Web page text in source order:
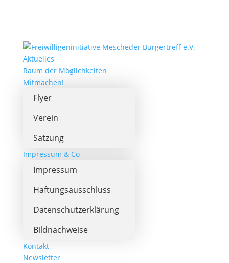
Aktuelles
Raum der Möglichkeiten
Mitmachen!
Flyer
Verein
Satzung
Impressum & Co
Impressum
Haftungsausschluss
Datenschutzerklärung
Bildnachweise
Kontakt
Newsletter